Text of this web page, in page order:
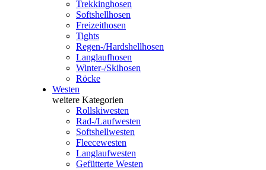
Trekkinghosen
Softshellhosen
Freizeithosen
Tights
Regen-/Hardshellhosen
Langlaufhosen
Winter-/Skihosen
Röcke
Westen
weitere Kategorien
Rollskiwesten
Rad-/Laufwesten
Softshellwesten
Fleecewesten
Langlaufwesten
Gefütterte Westen